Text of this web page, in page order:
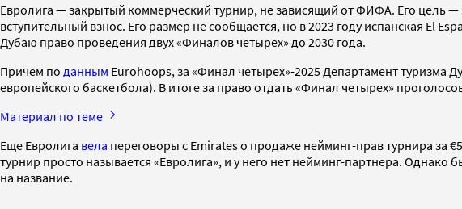
Евролига — закрытый коммерческий турнир, не зависящий от ФИФА. Его цель
вступительный взнос. Его размер не сообщается, но в 2023 году испанская El
Дубаю право проведения двух «Финалов четырех» до 2030 года.
Причем по данным Eurohoops, за «Финал четырех»-2025 Департамент туризма
европейского баскетбола). В итоге за право отдать «Финал четырех»
Материал по теме
Еще Евролига вела переговоры с Emirates о продаже нейминг-прав турнира за
турнир просто называется «Евролига», и у него нет нейминг-партнера.
на название.